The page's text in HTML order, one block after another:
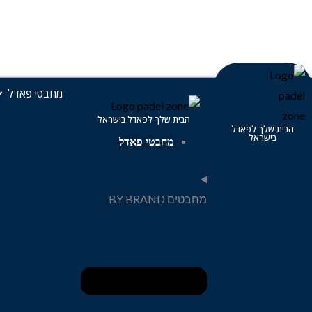
הבית שלך לפאדל בישראל
מחבטי פאדל
מחבטים BY BRAND
הבית שלך לפאדל
בישראל
מחבטי פאדל